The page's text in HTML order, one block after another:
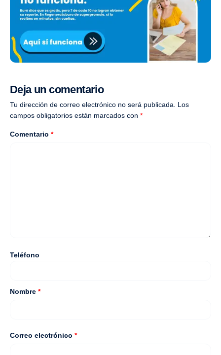
Deja un comentario
Tu dirección de correo electrónico no será publicada.
Los
campos obligatorios están marcados con *
Comentario *
Teléfono
Nombre *
Correo electrónico *